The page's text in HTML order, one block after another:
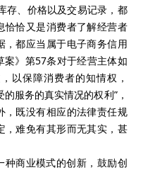
存、价格以及交易记录，都
恰恰又是消费者了解经营者
，都应当属于电子商务信用
》第57条对于经营主体如
以保障消费者的知情权，
服务的真实情况的权利”，
，既没有相应的法律责任规
，难免有其形而无其实，甚
商业模式的创新，鼓励创